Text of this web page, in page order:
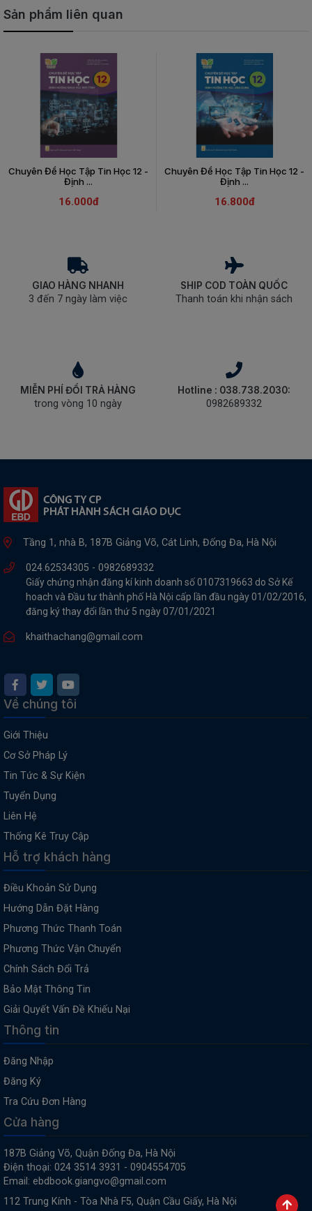
Sản phẩm liên quan
Chuyên Đề Học Tập Tin Học 12 -
Định ...
16.000đ
Chuyên Đề Học Tập Tin Học 12 -
Định ...
16.800đ
GIAO HÀNG NHANH
3 đến 7 ngày làm việc
SHIP COD TOÀN QUỐC
Thanh toán khi nhận sách
MIỄN PHÍ ĐỔI TRẢ HÀNG
trong vòng 10 ngày
Hotline : 038.738.2030:
0982689332
Tầng 1, nhà B, 187B Giảng Võ, Cát Linh, Đống Đa, Hà Nội
024.62534305 - 0982689332
Giấy chứng nhận đăng kí kinh doanh số 0107319663 do Sở Kế
hoach và Đầu tư thành phố Hà Nội cấp lần đầu ngày 01/02/2016,
đăng ký thay đổi lần thứ 5 ngày 07/01/2021
khaithachang@gmail.com
Về chúng tôi
Giới Thiệu
Cơ Sở Pháp Lý
Tin Tức & Sự Kiện
Tuyển Dụng
Liên Hệ
Thống Kê Truy Cập
Hỗ trợ khách hàng
Điều Khoản Sử Dụng
Hướng Dẫn Đặt Hàng
Phương Thức Thanh Toán
Phương Thức Vận Chuyển
Chính Sách Đổi Trả
Bảo Mật Thông Tin
Giải Quyết Vấn Đề Khiếu Nại
Thông tin
Đăng Nhập
Đăng Ký
Tra Cứu Đơn Hàng
Cửa hàng
187B Giảng Võ, Quận Đống Đa, Hà Nội
Điện thoại: 024 3514 3931 - 0904554705
Email: ebdbook.giangvo@gmail.com
112 Trung Kính - Tòa Nhà F5, Quận Cầu Giấy, Hà Nội